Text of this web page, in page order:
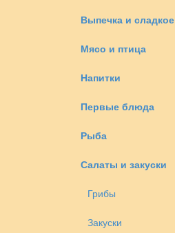
Выпечка и сладкое
Мясо и птица
Напитки
Первые блюда
Рыба
Салаты и закуски
Грибы
Закуски